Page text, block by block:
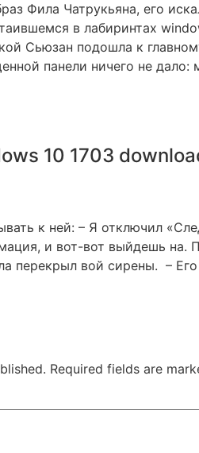
Фила Чатрукьяна, его
в лабиринтах
Сьюзан подошла к
панели ничего не
10 1703
к ней: – Я отключил
и вот-вот выйдешь на.
перекрыл вой сирены. –
Required fields are